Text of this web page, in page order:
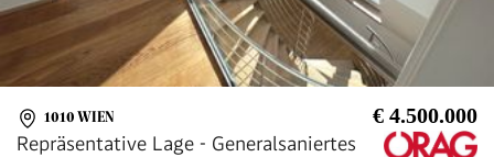
1010 WIEN € 4.500.000
Repräsentative Lage - Generalsaniertes